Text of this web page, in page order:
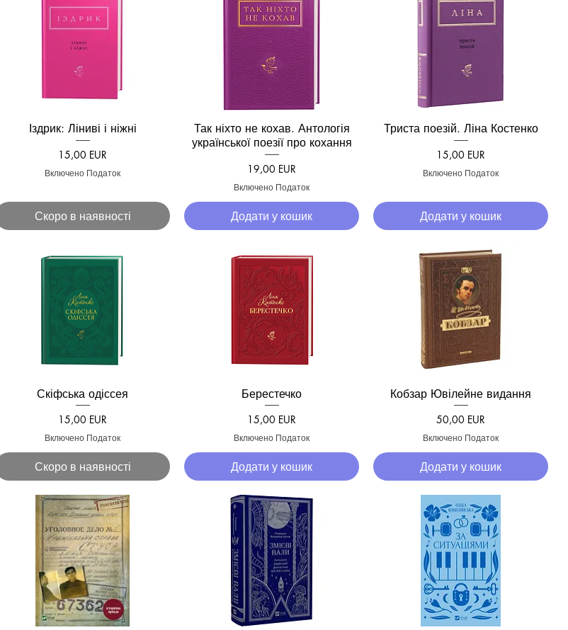
Швидкий перегляд
Іздрик: Ліниві і ніжні
Ціна
15,00 EUR
Включено Податок
Скоро в наявності
Швидкий перегляд
Так ніхто не кохав. Антологія
української поезії про кохання
Ціна
19,00 EUR
Включено Податок
Додати у кошик
Швидкий перегляд
Триста поезій. Ліна Костенко
Ціна
15,00 EUR
Включено Податок
Додати у кошик
Швидкий перегляд
Скіфська одіссея
Ціна
15,00 EUR
Включено Податок
Скоро в наявності
Швидкий перегляд
Берестечко
Ціна
15,00 EUR
Включено Податок
Додати у кошик
Швидкий перегляд
Кобзар Ювілейне видання
Ціна
50,00 EUR
Включено Податок
Додати у кошик